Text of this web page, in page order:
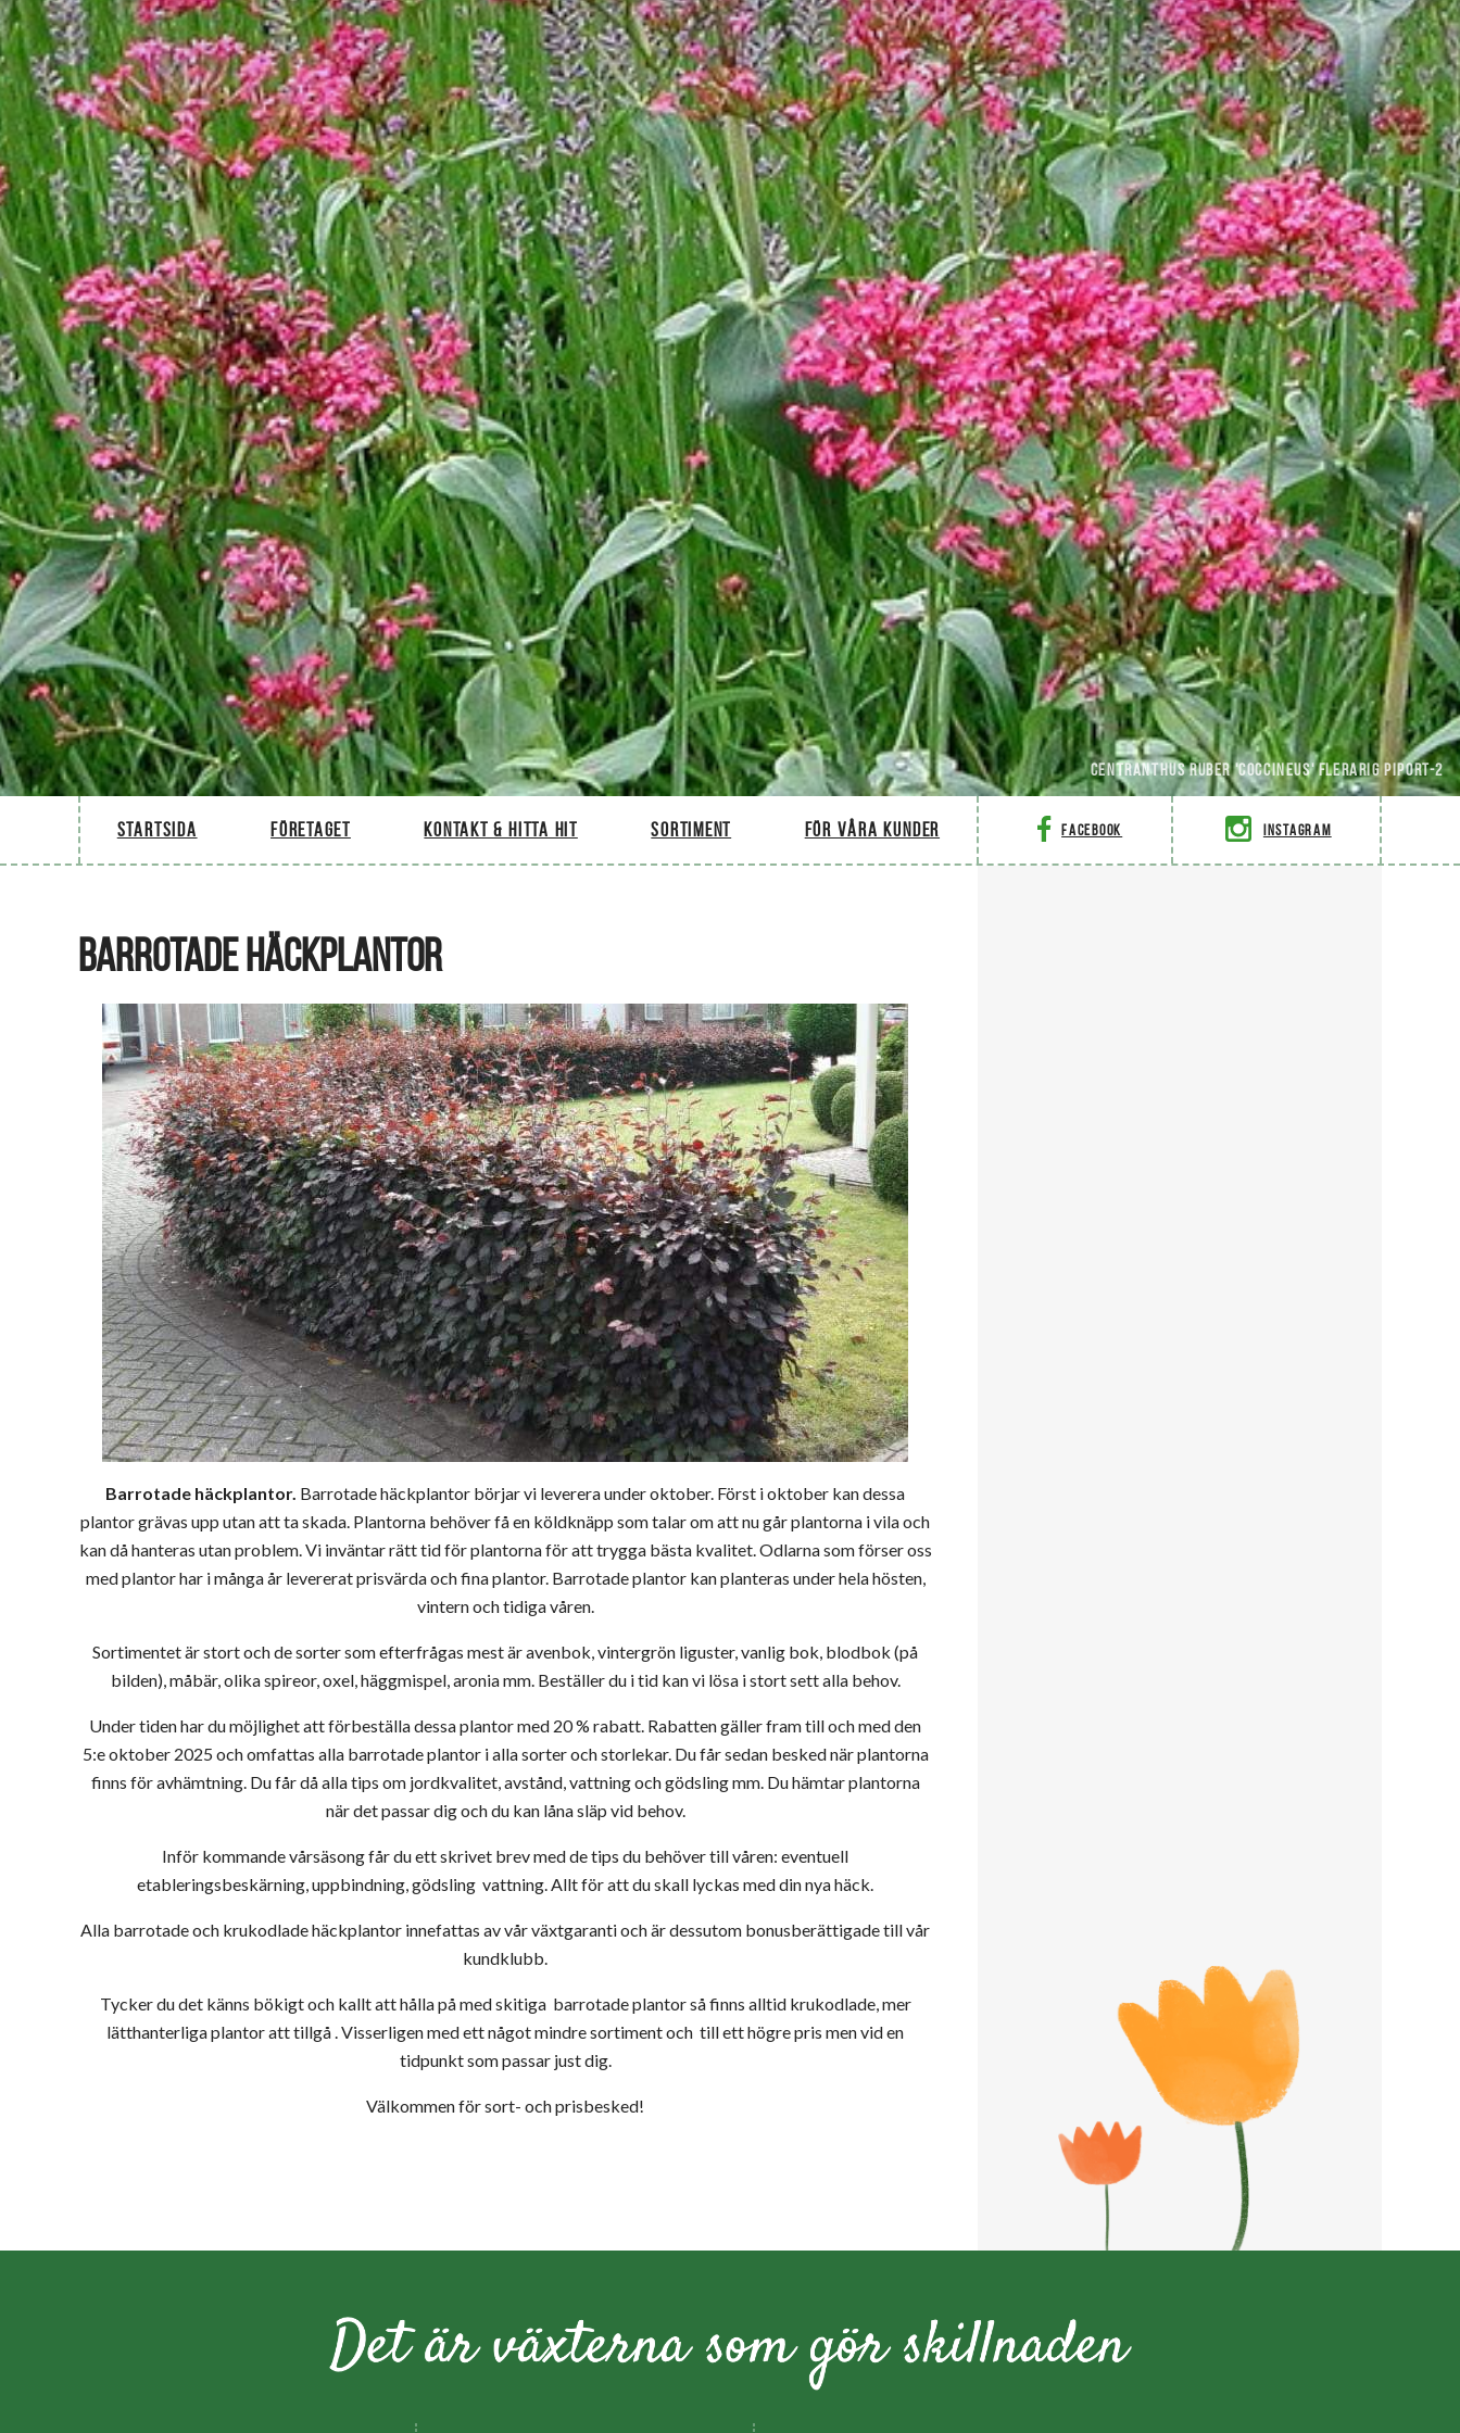
Centranthus ruber 'Coccineus' Flerarig piport-2
Startsida Företaget Kontakt & hitta hit Sortiment För våra kunder Facebook Instagram
BARROTADE HÄCKPLANTOR
Barrotade häckplantor. Barrotade häckplantor börjar vi leverera under oktober. Först i oktober kan dessa
plantor grävas upp utan att ta skada. Plantorna behöver få en köldknäpp som talar om att nu går plantorna i vila och
kan då hanteras utan problem. Vi inväntar rätt tid för plantorna för att trygga bästa kvalitet. Odlarna som förser oss
med plantor har i många år levererat prisvärda och fina plantor. Barrotade plantor kan planteras under hela hösten,
vintern och tidiga våren.
Sortimentet är stort och de sorter som efterfrågas mest är avenbok, vintergrön liguster, vanlig bok, blodbok (på
bilden), måbär, olika spireor, oxel, häggmispel, aronia mm. Beställer du i tid kan vi lösa i stort sett alla behov.
Under tiden har du möjlighet att förbeställa dessa plantor med 20 % rabatt. Rabatten gäller fram till och med den
5:e oktober 2025 och omfattas alla barrotade plantor i alla sorter och storlekar. Du får sedan besked när plantorna
finns för avhämtning. Du får då alla tips om jordkvalitet, avstånd, vattning och gödsling mm. Du hämtar plantorna
när det passar dig och du kan låna släp vid behov.
Inför kommande vårsäsong får du ett skrivet brev med de tips du behöver till våren: eventuell
etableringsbeskärning, uppbindning, gödsling vattning. Allt för att du skall lyckas med din nya häck.
Alla barrotade och krukodlade häckplantor innefattas av vår växtgaranti och är dessutom bonusberättigade till vår
kundklubb.
Tycker du det känns bökigt och kallt att hålla på med skitiga barrotade plantor så finns alltid krukodlade, mer
lätthanterliga plantor att tillgå . Visserligen med ett något mindre sortiment och till ett högre pris men vid en
tidpunkt som passar just dig.
Välkommen för sort- och prisbesked!